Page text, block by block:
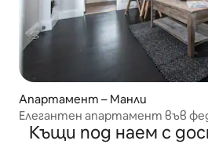
Апартамент – Манли
Елегантен апартамент във
Манли Уорф
Къщи под наем с